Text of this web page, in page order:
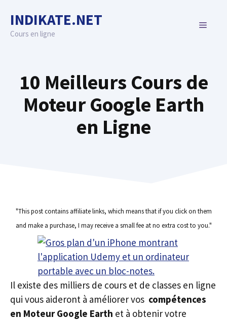
content
INDIKATE.NET
Cours en ligne
MENU
10 Meilleurs Cours de
Moteur Google Earth
en Ligne
"This post contains affiliate links, which means that if you click on them
and make a purchase, I may receive a small fee at no extra cost to you."
Il existe des milliers de cours et de classes en ligne
qui vous aideront à améliorer vos compétences
en Moteur Google Earth et à obtenir votre